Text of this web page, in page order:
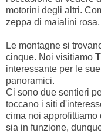
motorini degli altri.
zeppa di maialini
Le montagne si
cinque. Noi visitiamo
interessante per le
panoramici.
Ci sono due sentieri
toccano i siti
cima noi
sia in funzione,